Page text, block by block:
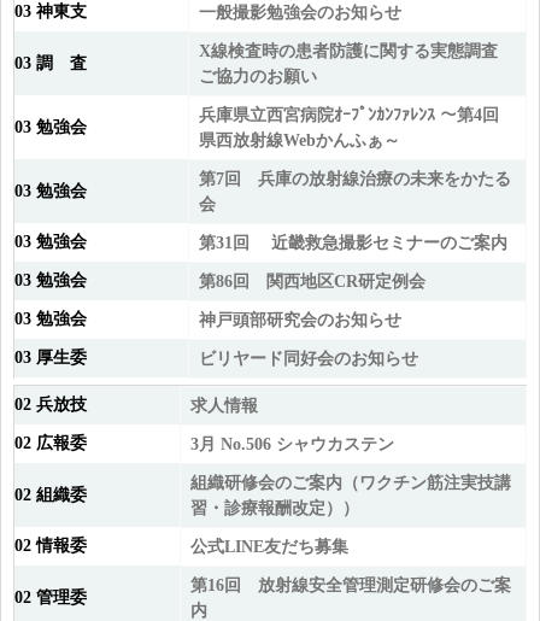
03 神東支 一般撮影勉強会のお知らせ
03 調 査
X線検査時の患者防護に関する実態調査
ご協力のお願い
03 勉強会
兵庫県立西宮病院ｵｰﾌﾟﾝｶﾝﾌｧﾚﾝｽ ～第4回
県西放射線Webかんふぁ～
03 勉強会
第7回 兵庫の放射線治療の未来をかたる
会
03 勉強会 第31回 近畿救急撮影セミナーのご案内
03 勉強会 第86回 関西地区CR研定例会
03 勉強会 神戸頭部研究会のお知らせ
03 厚生委 ビリヤード同好会のお知らせ
02 兵放技 求人情報
02 広報委 3月 No.506 シャウカステン
02 組織委
組織研修会のご案内（ワクチン筋注実技講
習・診療報酬改定））
02 情報委 公式LINE友だち募集
02 管理委
第16回 放射線安全管理測定研修会のご案
内